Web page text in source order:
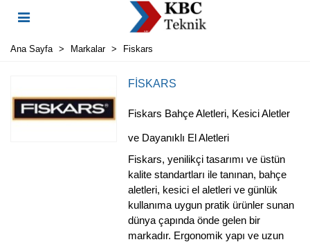
Ana Sayfa > Markalar > Fiskars
FISKARS
Fiskars Bahçe Aletleri, Kesici Aletler
ve Dayanıklı El Aletleri
Fiskars, yenilikçi tasarımı ve üstün
kalite standartları ile tanınan, bahçe
aletleri, kesici el aletleri ve günlük
kullanıma uygun pratik ürünler sunan
dünya çapında önde gelen bir
markadır. Ergonomik yapı ve uzun